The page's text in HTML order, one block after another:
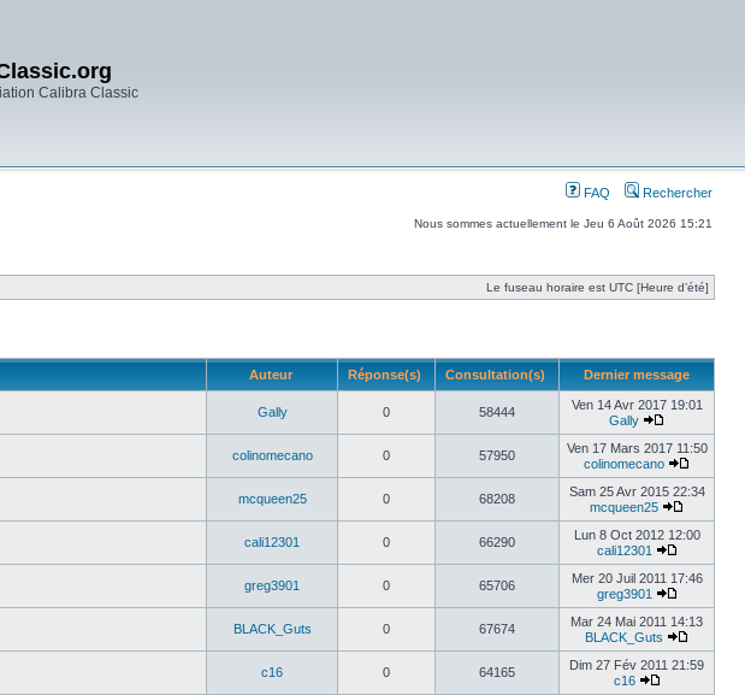
Calibra Classic
FAQ Rechercher
Nous sommes actuellement le Jeu 6 Août 2026 15:21
Le fuseau horaire est UTC [Heure d’été]
Auteur Réponse(s) Consultation(s) Dernier message
Gally 0 58444
Ven 14 Avr 2017 19:01
Gally
colinomecano 0 57950
Ven 17 Mars 2017 11:50
colinomecano
mcqueen25 0 68208
Sam 25 Avr 2015 22:34
mcqueen25
cali12301 0 66290
Lun 8 Oct 2012 12:00
cali12301
greg3901 0 65706
Mer 20 Juil 2011 17:46
greg3901
BLACK_Guts 0 67674
Mar 24 Mai 2011 14:13
BLACK_Guts
c16 0 64165
Dim 27 Fév 2011 21:59
c16